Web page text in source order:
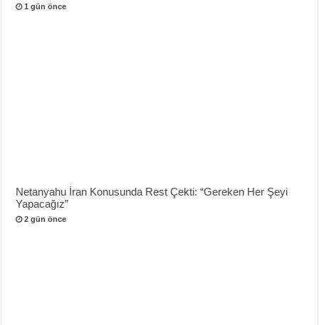
1 gün önce
Netanyahu İran Konusunda Rest Çekti: “Gereken Her Şeyi
Yapacağız”
2 gün önce